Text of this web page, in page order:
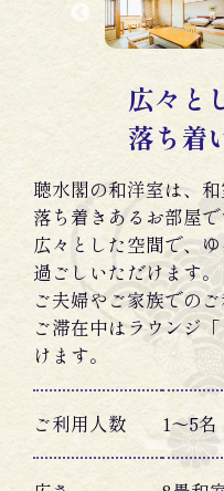
広々と
落ち着
聴水閣の和洋室は、
落ち着きあるお部屋で
広々とした空間で、
過ごしいただけます。
ご夫婦やご家族での
ご滞在中はラウンジ
けます。
ご利用人数 1〜5名